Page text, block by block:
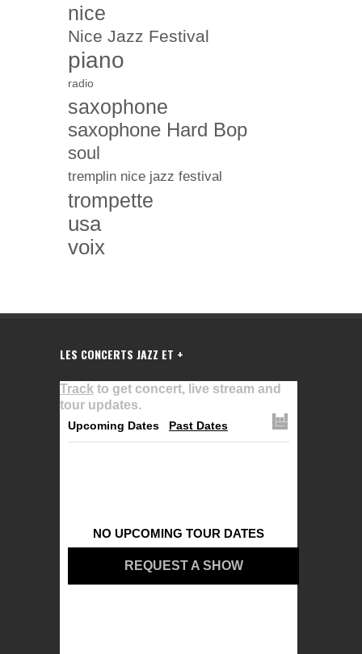
nice
Nice Jazz Festival
piano
radio
saxophone
saxophone Hard Bop
soul
tremplin nice jazz festival
trompette
usa
voix
LES CONCERTS JAZZ ET +
Track to get concert, live stream and
tour updates.
Upcoming Dates Past Dates
NO UPCOMING TOUR DATES
REQUEST A SHOW